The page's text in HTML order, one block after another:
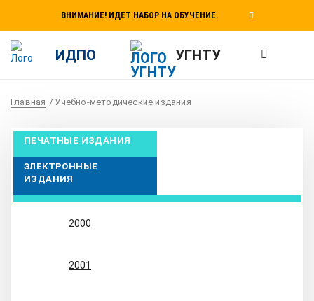
ВНИМАНИЕ! ИДЕТ НАБОР НА ОБУЧЕНИЕ.
ИДПО УГНТУ
Главная Учебно-методические издания
ПЕЧАТНЫЕ ИЗДАНИЯ
ЭЛЕКТРОННЫЕ
ИЗДАНИЯ
2000
2001